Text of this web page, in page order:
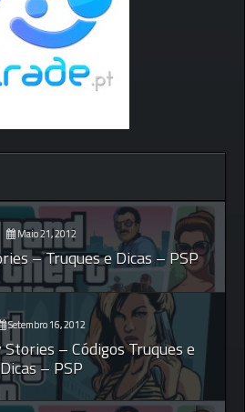
Maio 21, 2012
– Truques e Dicas – PSP
Setembro 16, 2012
– Códigos Truques e
Dicas – PSP